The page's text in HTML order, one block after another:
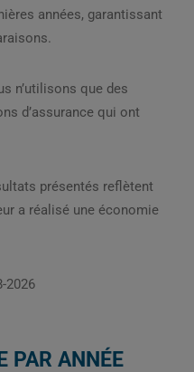
années, garantissant
n’utilisons que des
d’assurance qui ont
présentés reflètent
a réalisé une économie
2026
PAR ANNÉE